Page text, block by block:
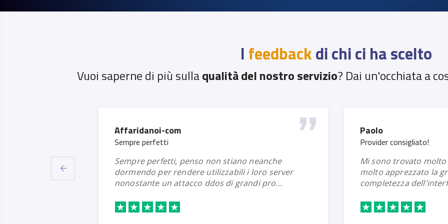
I feedbackdi chi ci ha scelto
Vuoi saperne di più sullaqualità del nostro servizio? Dai un'occhiata a
i loro server
di grandi pro...
Paolo
Provider consigliato!
mi sono trovato molto bene con l'assistenza e ho
molto apprezzato la grafica intuitiva e la
completezza dell'interfaccia di gestio...
Assistenza
ho commesso un errore durante la registrazione
di un dominio
solo hanno